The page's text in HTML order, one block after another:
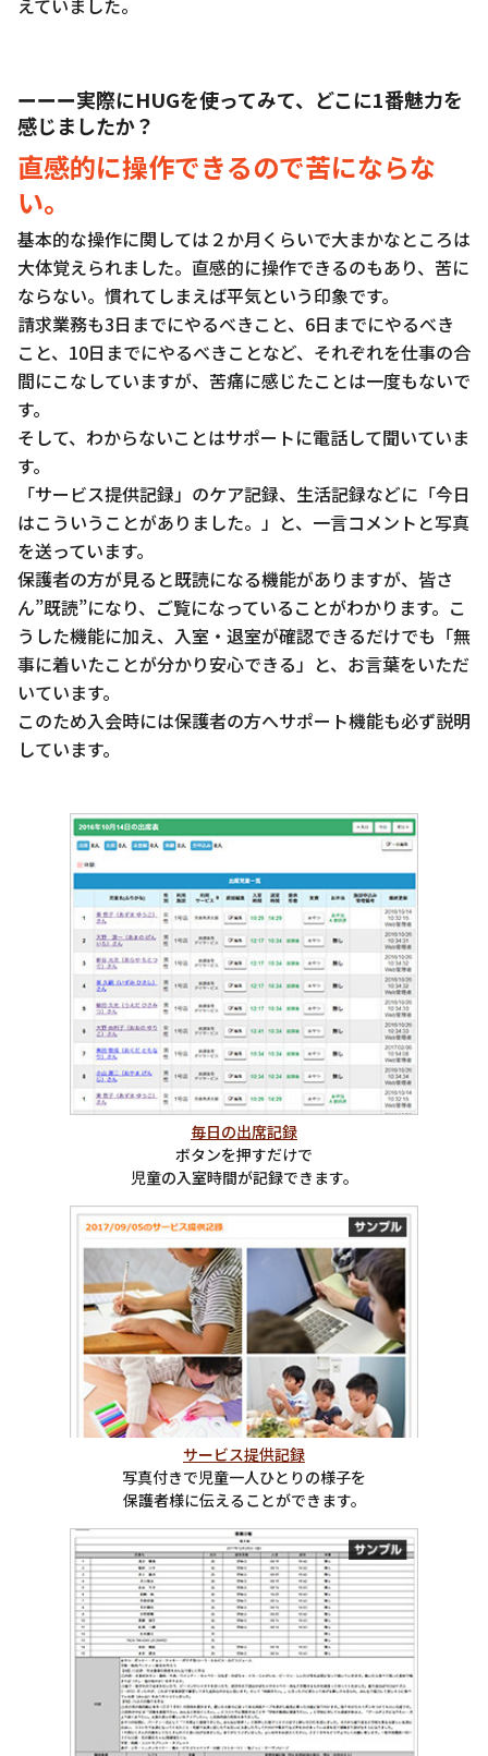
えていました。
ーーー実際にHUGを使ってみて、どこに1番魅力を
感じましたか？
直感的に操作できるので苦にならな
い。
基本的な操作に関しては２か月くらいで大まかなところは
大体覚えられました。直感的に操作できるのもあり、苦に
ならない。慣れてしまえば平気という印象です。
請求業務も3日までにやるべきこと、6日までにやるべき
こと、10日までにやるべきことなど、それぞれを仕事の合
間にこなしていますが、苦痛に感じたことは一度もないで
す。
そして、わからないことはサポートに電話して聞いていま
す。
「サービス提供記録」のケア記録、生活記録などに「今日
はこういうことがありました。」と、一言コメントと写真
を送っています。
保護者の方が見ると既読になる機能がありますが、皆さ
ん”既読”になり、ご覧になっていることがわかります。こ
うした機能に加え、入室・退室が確認できるだけでも「無
事に着いたことが分かり安心できる」と、お言葉をいただ
いています。
このため入会時には保護者の方へサポート機能も必ず説明
しています。
毎日の出席記録
ボタンを押すだけで
児童の入室時間が記録できます。
サービス提供記録
写真付きで児童一人ひとりの様子を
保護者様に伝えることができます。